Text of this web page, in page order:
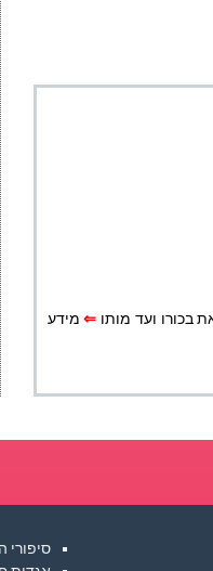
בכורו ועד מותו ⇐מידע
סיפורי